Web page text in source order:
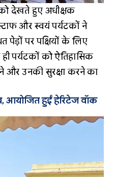
को देखते हुए अधीक्षक
और स्वयं पर्यटकों ने
पेड़ों पर पक्षियों के लिए
पर्यटकों को ऐतिहासिक
और उनकी सुरक्षा करने का
आयोजित हुईं हेरिटेज वॉक